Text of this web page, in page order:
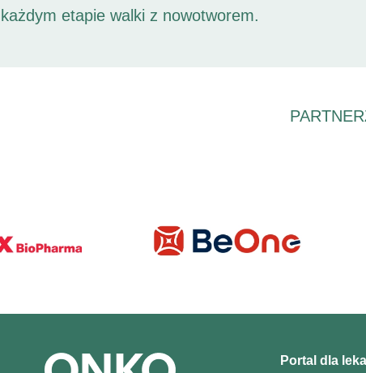
każdym etapie walki z nowotworem.
Portal dla